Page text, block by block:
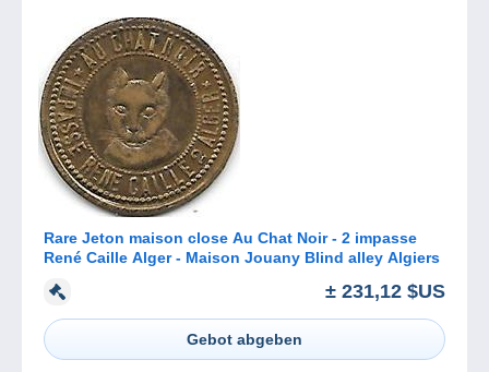
Rare Jeton maison close Au Chat Noir - 2 impasse
René Caille Alger - Maison Jouany Blind alley Algiers
± 231,12 $US
Gebot abgeben